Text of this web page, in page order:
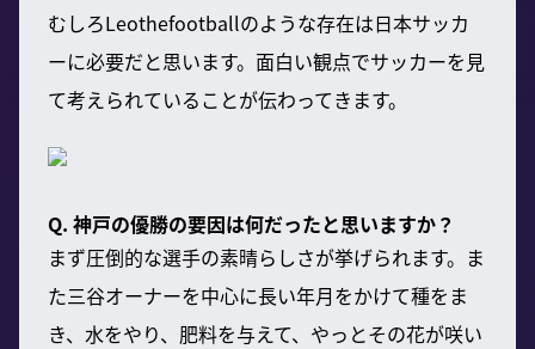
むしろLeothefootballのような存在は日本サッカ
ーに必要だと思います。面白い観点でサッカーを見
て考えられていることが伝わってきます。
Q. 神戸の優勝の要因は何だったと思いますか？
まず圧倒的な選手の素晴らしさが挙げられます。ま
た三谷オーナーを中心に長い年月をかけて種をま
き、水をやり、肥料を与えて、やっとその花が咲い